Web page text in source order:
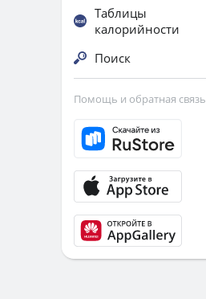
Таблицы
калорийности
Поиск
Помощь и обратная связь